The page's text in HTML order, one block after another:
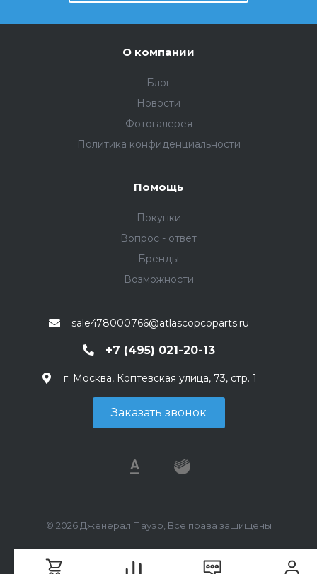
О компании
Блог
Новости
Фотогалерея
Политика конфиденциальности
Помощь
Покупки
Вопрос - ответ
Бренды
Возможности
sale478000766@atlascopcoparts.ru
+7 (495) 021-20-13
г. Москва, Коптевская улица, 73, стр. 1
Заказать звонок
© 2026 Дженерал Пауэр, Все права защищены